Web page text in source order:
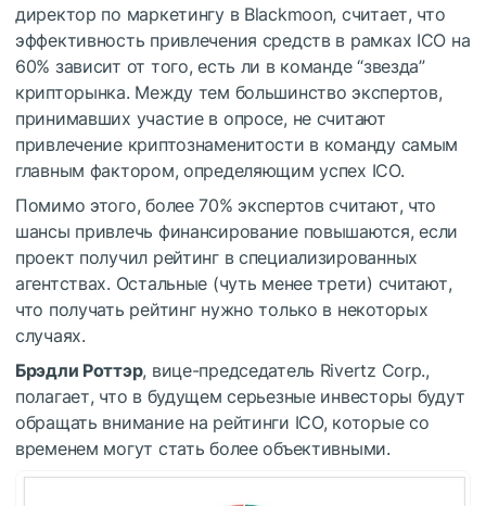
директор по маркетингу в Blackmoon, считает, что
эффективность привлечения средств в рамках ICO на
60% зависит от того, есть ли в команде “звезда”
крипторынка. Между тем большинство экспертов,
принимавших участие в опросе, не считают
привлечение криптознаменитости в команду самым
главным фактором, определяющим успех ICO.
Помимо этого, более 70% экспертов считают, что
шансы привлечь финансирование повышаются, если
проект получил рейтинг в специализированных
агентствах. Остальные (чуть менее трети) считают,
что получать рейтинг нужно только в некоторых
случаях.
Брэдли Роттэр, вице-председатель Rivertz Corp.,
полагает, что в будущем серьезные инвесторы будут
обращать внимание на рейтинги ICO, которые со
временем могут стать более объективными.